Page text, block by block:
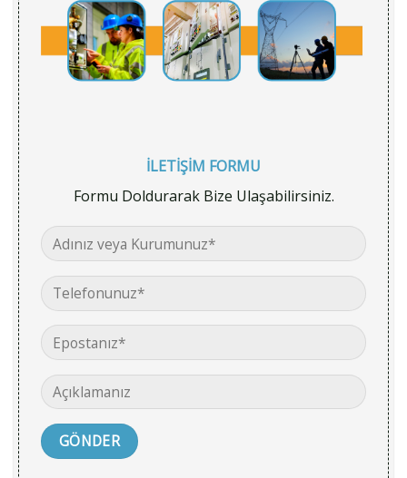
İLETİŞİM FORMU
Formu Doldurarak Bize Ulaşabilirsiniz.